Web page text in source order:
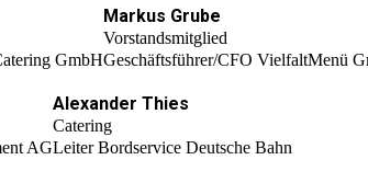
GmbH
Markus Grube
Vorstandsmitglied
Geschäftsführer/CFO VielfaltMenü
AG
Alexander Thies
Catering
Leiter Bordservice Deutsche Bahn